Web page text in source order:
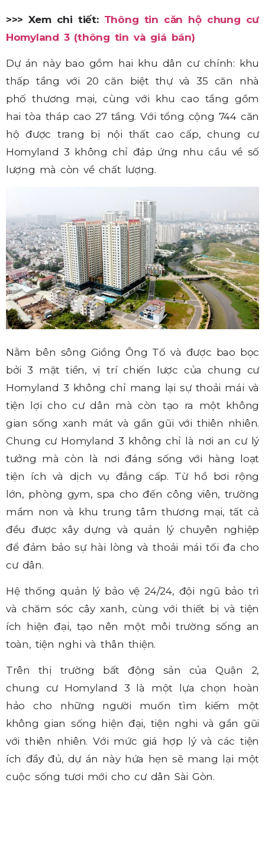
>>> Xem chi tiết: Thông tin căn hộ chung cư
Homyland 3 (thông tin và giá bán)
Dự án này bao gồm hai khu dân cư chính: khu
thấp tầng với 20 căn biệt thự và 35 căn nhà
phố thương mại, cùng với khu cao tầng gồm
hai tòa tháp cao 27 tầng. Với tổng cộng 744 căn
hộ được trang bị nội thất cao cấp, chung cư
Homyland 3 không chỉ đáp ứng nhu cầu về số
lượng mà còn về chất lượng.
Nằm bên sông Giồng Ông Tố và được bao bọc
bởi 3 mặt tiền, vị trí chiến lược của chung cư
Homyland 3 không chỉ mang lại sự thoải mái và
tiện lợi cho cư dân mà còn tạo ra một không
gian sống xanh mát và gần gũi với thiên nhiên.
Chung cư Homyland 3 không chỉ là nơi an cư lý
tưởng mà còn là nơi đáng sống với hàng loạt
tiện ích và dịch vụ đẳng cấp. Từ hồ bơi rộng
lớn, phòng gym, spa cho đến công viên, trường
mầm non và khu trung tâm thương mại, tất cả
đều được xây dựng và quản lý chuyên nghiệp
để đảm bảo sự hài lòng và thoải mái tối đa cho
cư dân.
Hệ thống quản lý bảo vệ 24/24, đội ngũ bảo trì
và chăm sóc cây xanh, cùng với thiết bị và tiện
ích hiện đại, tạo nên một môi trường sống an
toàn, tiện nghi và thân thiện.
Trên thị trường bất động sản của Quận 2,
chung cư Homyland 3 là một lựa chọn hoàn
hảo cho những người muốn tìm kiếm một
không gian sống hiện đại, tiện nghi và gần gũi
với thiên nhiên. Với mức giá hợp lý và các tiện
ích đầy đủ, dự án này hứa hẹn sẽ mang lại một
cuộc sống tươi mới cho cư dân Sài Gòn.